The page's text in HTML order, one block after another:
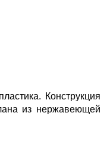
Конструкция
из нержавеющей
высоты стойки).